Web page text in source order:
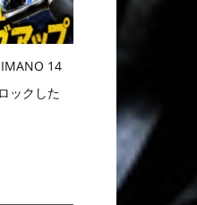
14
ックした